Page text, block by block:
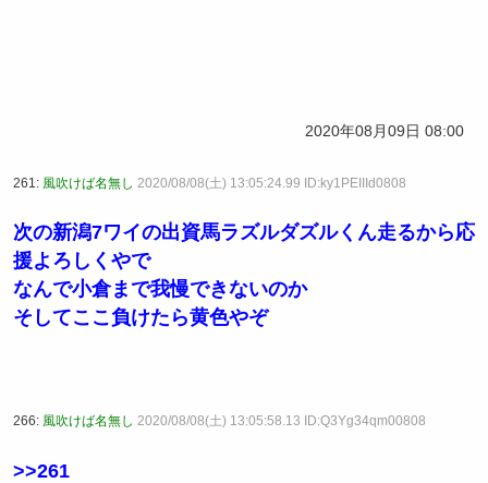
2020年08月09日 08:00
261: 風吹けば名無し 2020/08/08(土) 13:05:24.99 ID:ky1PEIIId0808
次の新潟7ワイの出資馬ラズルダズルくん走るから応
援よろしくやで
なんで小倉まで我慢できないのか
そしてここ負けたら黄色やぞ
266: 風吹けば名無し 2020/08/08(土) 13:05:58.13 ID:Q3Yg34qm00808
>>261